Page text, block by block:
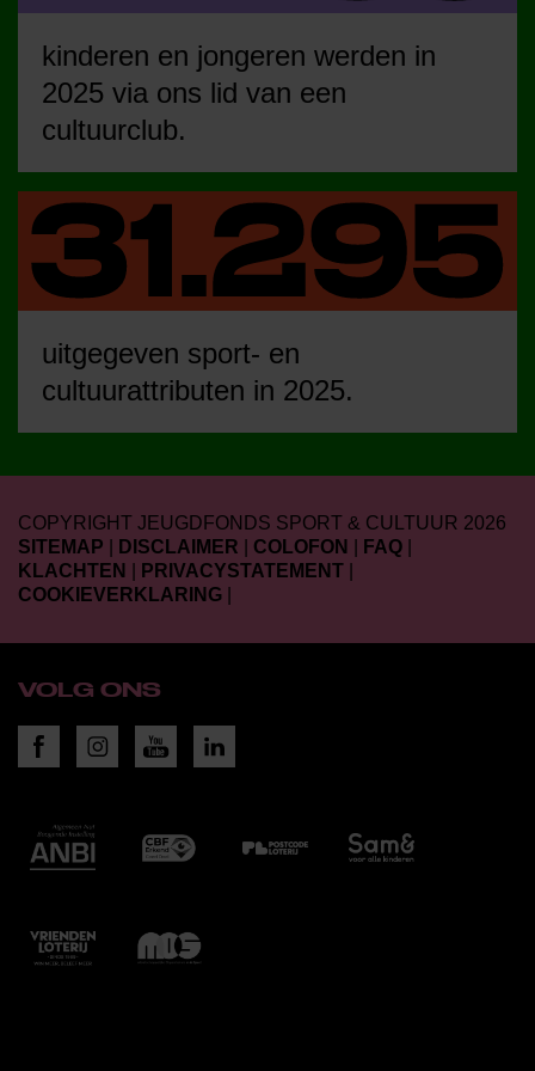
kinderen en jongeren werden in
2025 via ons lid van een
cultuurclub.
uitgegeven sport- en
cultuurattributen in 2025.
COPYRIGHT JEUGDFONDS SPORT & CULTUUR 2026
SITEMAP
DISCLAIMER COLOFON FAQ
KLACHTEN
PRIVACYSTATEMENT
COOKIEVERKLARING
VOLG ONS